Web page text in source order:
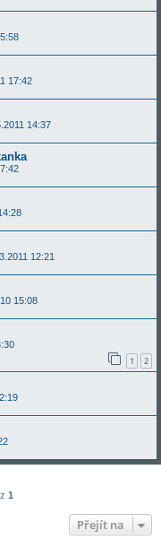
17:42
14:37
12:21
15:08
1 2
z 1
Přejít na